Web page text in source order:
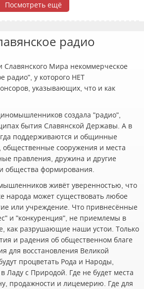
Посмотреть ещё
радио
Славянского Мира некоммерческое
радио", у которого НЕТ
указывающих, что и как
создала "радио",
бытия Славянской Державы. А в
поддерживаются и общинные
сооружения и места
правления, дружина и другие
общества формирования.
живёт уверенностью, что
народа может существовать любое
или учреждение. Что привнесённые
и "конкуренция", не приемлемы в
как разрушающие наши устои. Только
и радения об общественном благе
для восстановления Великой
процветать Рода и Народы,
Ладу с Природой. Где не будет места
продажности и лицемерию. Где для